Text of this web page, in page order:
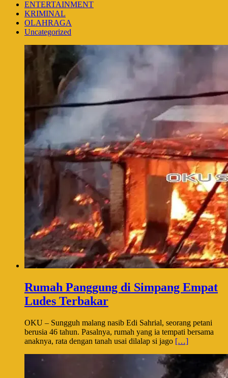
ENTERTAINMENT
KRIMINAL
OLAHRAGA
Uncategorized
Rumah Panggung di Simpang Empat
Ludes Terbakar
OKU – Sungguh malang nasib Edi Sahrial, seorang petani
berusia 46 tahun. Pasalnya, rumah yang ia tempati bersama
anaknya, rata dengan tanah usai dilalap si jago […]